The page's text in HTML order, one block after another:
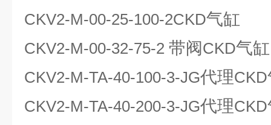
CKV2-M-00-25-100-2CKD气缸
CKV2-M-00-32-75-2 带阀CKD气缸
CKV2-M-TA-40-100-3-JG代理CKD
CKV2-M-TA-40-200-3-JG代理CKD